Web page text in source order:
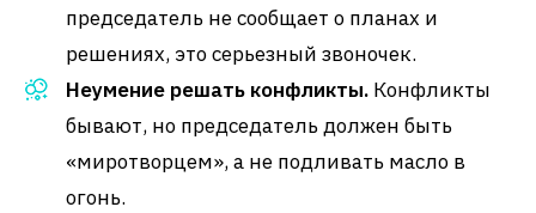
председатель не сообщает о планах и
решениях, это серьезный звоночек.
Неумение решать конфликты. Конфликты
бывают, но председатель должен быть
«миротворцем», а не подливать масло в
огонь.